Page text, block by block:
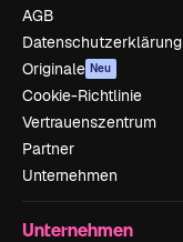
AGB
Datenschutzerklärung
Originale Neu
Cookie-Richtlinie
Vertrauenszentrum
Partner
Unternehmen
Unternehmen